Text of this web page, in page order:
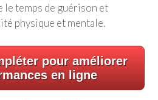
le temps de guérison et
physique et mentale.
pour améliorer
en ligne